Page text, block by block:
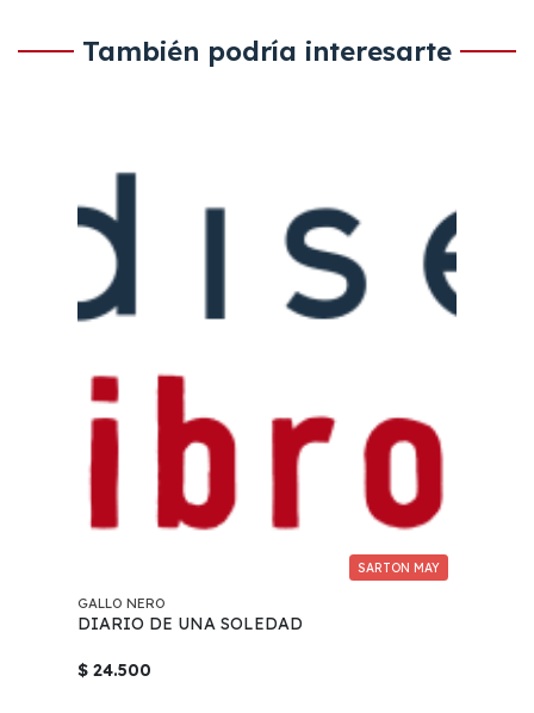
También podría interesarte
SARTON MAY
GALLO NERO
DIARIO DE UNA SOLEDAD
$ 24.500